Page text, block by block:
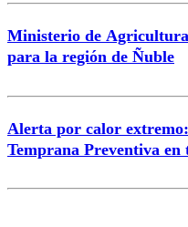
Ministerio de
para la región de Ñuble
Alerta por calor
Temprana Preventiva en